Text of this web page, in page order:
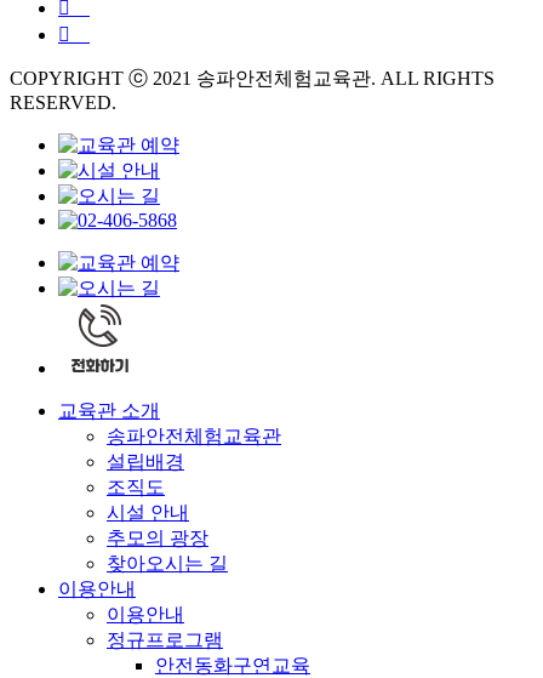
COPYRIGHT ⓒ 2021 송파안전체험교육관. ALL RIGHTS
RESERVED.
교육관 소개
송파안전체험교육관
설립배경
조직도
시설 안내
추모의 광장
찾아오시는 길
이용안내
이용안내
정규프로그램
안전동화구연교육